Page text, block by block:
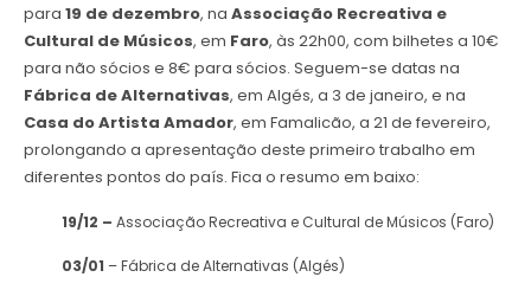
para 19 de dezembro, na Associação Recreativa e
Cultural de Músicos, em Faro, às 22h00, com bilhetes a 10€
para não sócios e 8€ para sócios. Seguem-se datas na
Fábrica de Alternativas, em Algés, a 3 de janeiro, e na
Casa do Artista Amador, em Famalicão, a 21 de fevereiro,
prolongando a apresentação deste primeiro trabalho em
diferentes pontos do país. Fica o resumo em baixo:
19/12 – Associação Recreativa e Cultural de Músicos (Faro)
03/01 – Fábrica de Alternativas (Algés)